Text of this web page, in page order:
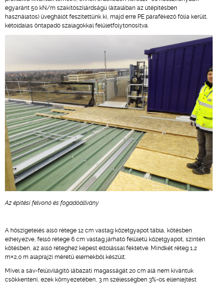
egyaránt 50 kN/m szakítószilárdságú (általában az útépítésben
használatos) üveghálót feszítettünk ki, majd erre PE párafékező fólia került,
kétoldalas öntapadó szalagokkal felületfolytonosítva.
Az építési felvonó és fogadóállvány
A hőszigetelés alsó rétege 12 cm vastag kőzetgyapot tábla, kötésben
elhelyezve, felső rétege 6 cm vastag járható felületű kőzetgyapot, szintén
kötésben, az alsó réteghez képest eltolással fektetve. Mindkét réteg 1,2
m×2,0 m alaprajzi méretű elemekből készült.
Mivel a sáv-felülvilágító lábazati magasságát 20 cm alá nem kívántuk
csökkenteni, ezek környezetében, 3 m szélességben 3%-os ellenlejtést